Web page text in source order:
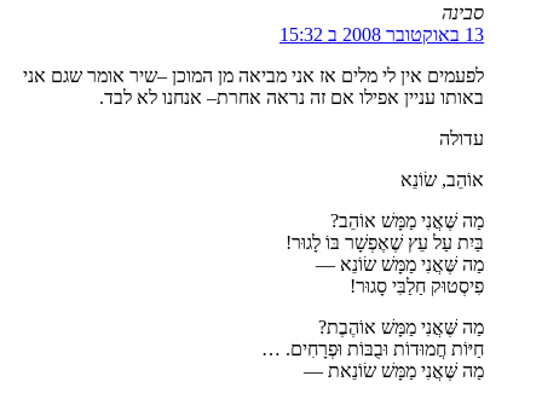
סבינה
13 באוקטובר 2008 ב 15:32
לפעמים אין לי מלים אז אני מביאה מן המוכן –שיר אומר שגם אני
באותו עניין אפילו אם זה נראה אחרת– אנחנו לא לבד.
עדולה
אוֹהֵב, שׂוֹנֵא
מַה שֶּׁאֲנִי מַמָּשׁ אוֹהֵב?
בַּיִת עַל עֵץ שֶׁאֶפְשָׁר בּוֹ לָגוּר!
מַה שֶּׁאֲנִי מַמָּשׁ שׂוֹנֵא —
פִיסְטוּק חַלַבִּי סָגוּר!
מַה שֶּׁאֲנִי מַמָּשׁ אוֹהֶבֶת?
חַיּוֹת חֲמוּדוֹת וּבֻבּוֹת וּפְרָחִים. …
מַה שֶּׁאֲנִי מַמָּשׁ שׂוֹנֵאת —